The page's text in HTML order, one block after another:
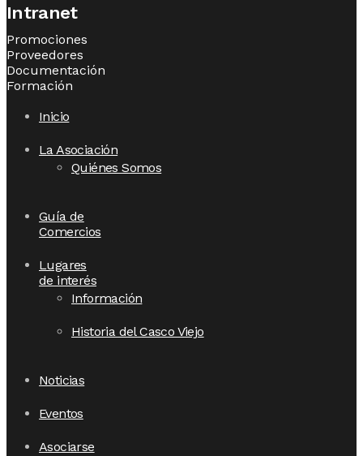
Intranet
Promociones
Proveedores
Documentación
Formación
Inicio
La Asociación
Quiénes Somos
Guía de
Comercios
Lugares
de interés
Información
Historia del Casco Viejo
Noticias
Eventos
Asociarse